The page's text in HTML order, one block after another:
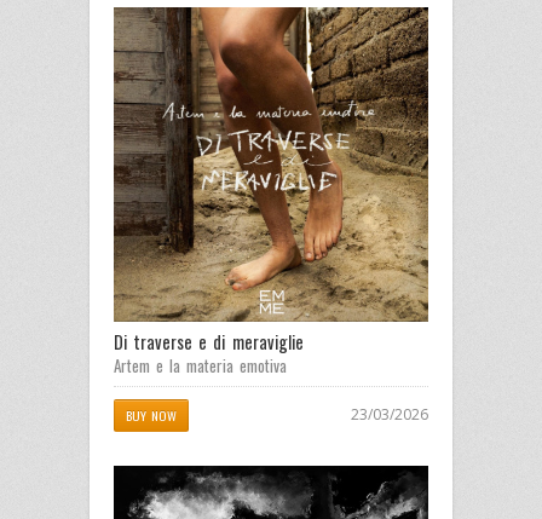
Di traverse e di meraviglie
Artem e la materia emotiva
BUY NOW 23/03/2026